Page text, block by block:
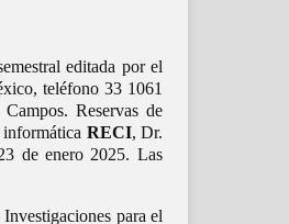
editada por el
teléfono 33 1061
Reservas de
RECI, Dr.
de enero 2025. Las
para el